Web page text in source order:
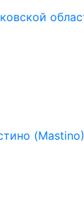
(Mastino)